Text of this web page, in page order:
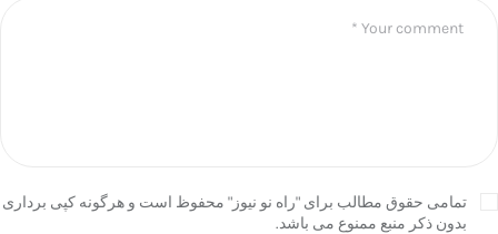
تمامی حقوق مطالب برای "راه نو نیوز" محفوظ است و هرگونه کپی برداری
بدون ذکر منبع ممنوع می باشد.